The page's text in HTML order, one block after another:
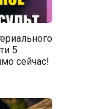
5
сейчас!